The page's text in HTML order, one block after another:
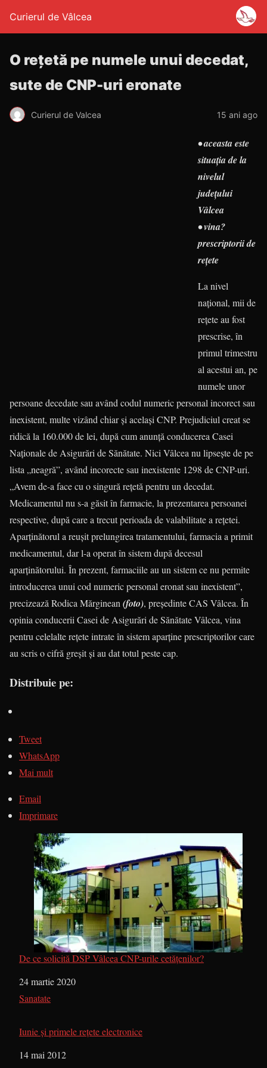
Curierul de Vâlcea
O rețetă pe numele unui decedat,
sute de CNP-uri eronate
Curierul de Valcea 15 ani ago
• aceasta este
situația de la
nivelul
județului
Vâlcea
• vina?
prescriptorii de
rețete
La nivel
național, mii de
rețete au fost
prescrise, în
primul trimestru
al acestui an, pe
numele unor
persoane decedate sau având codul numeric personal incorect sau
inexistent, multe vizând chiar și același CNP. Prejudiciul creat se
ridică la 160.000 de lei, după cum anunță condu­cerea Casei
Naționale de Asigurări de Sănătate. Nici Vâlcea nu lipsește de pe
lista „neagră”, având incorecte sau inexistente 1298 de CNP-uri.
„Avem de-a face cu o singură rețetă pentru un decedat.
Medicamentul nu s-a găsit în farmacie, la prezentarea persoanei
respective, după care a trecut perioada de valabilitate a rețetei.
Aparținătorul a reușit prelungirea tratamentului, farmacia a primit
medicamentul, dar l-a operat în sistem după decesul
aparținătorului. În prezent, farmaciile au un sistem ce nu permite
introducerea unui cod numeric personal eronat sau inexistent”,
precizează Rodica Mărginean (foto), preșe­dinte CAS Vâlcea. În
opinia conducerii Casei de Asigu­rări de Sănătate Vâlcea, vina
pentru celelalte rețete intrate în sistem aparține prescriptorilor care
au scris o cifră greșit și au dat totul peste cap.
Distribuie pe:
Tweet
WhatsApp
Mai mult
Email
Imprimare
De ce solicită DSP Vâlcea CNP-urile cetățenilor?
Dată
24 martie 2020
În legătură cu
Sanatate
Iunie şi primele reţete electronice
Dată
14 mai 2012